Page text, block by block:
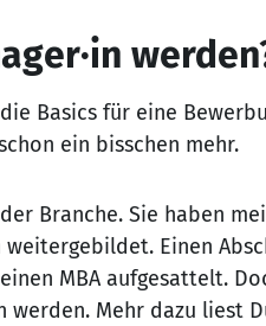
Basics für eine
ein bisschen mehr.
Branche. Sie haben
Einen
MBA aufgesattelt.
werden. Mehr dazu liest